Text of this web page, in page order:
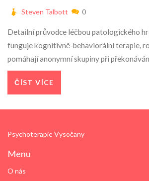
Steven Talbott 0
Detailní průvodce léčbou patologického
funguje kognitivně-behaviorální terapie,
pomáhají anonymní skupiny při
ČÍST VÍCE
Psychoterapie Vysočany
Menu
O nás